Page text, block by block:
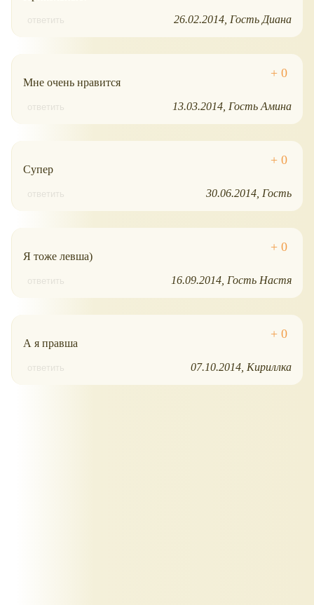
ответить 26.02.2014 Гость Диана
Мне очень нравится
ответить 13.03.2014 Гость Амина
Супер
ответить 30.06.2014 Гость
Я тоже левша)
ответить 16.09.2014 Гость Настя
А я правша
ответить 07.10.2014 Кириллка